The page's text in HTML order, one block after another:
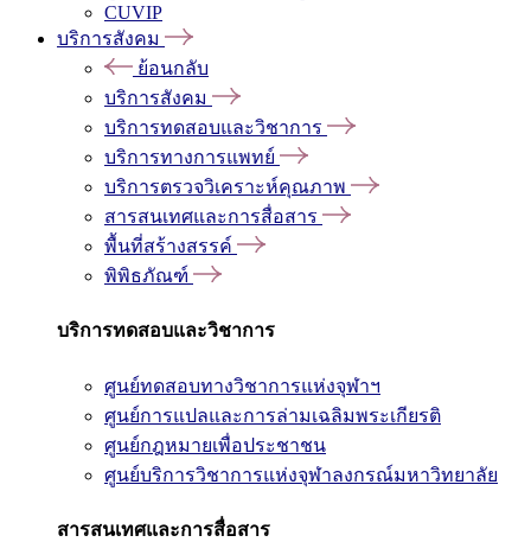
CUVIP
บริการสังคม
ย้อนกลับ
บริการสังคม
บริการทดสอบและวิชาการ
บริการทางการแพทย์
บริการตรวจวิเคราะห์คุณภาพ
สารสนเทศและการสื่อสาร
พื้นที่สร้างสรรค์
พิพิธภัณฑ์
บริการทดสอบและวิชาการ
ศูนย์ทดสอบทางวิชาการแห่งจุฬาฯ
ศูนย์การแปลและการล่ามเฉลิมพระเกียรติ
ศูนย์กฎหมายเพื่อประชาชน
ศูนย์บริการวิชาการแห่งจุฬาลงกรณ์มหาวิทยาลัย
สารสนเทศและการสื่อสาร